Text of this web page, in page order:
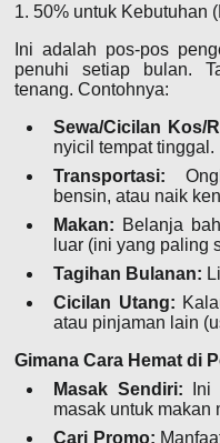
1. 50% untuk Kebutuhan
Ini adalah pos-pos
penuhi setiap bulan.
tenang. Contohnya:
Sewa/Cicilan Kos/
nyicil tempat tinggal.
Transportasi:
bensin, atau naik
Makan: Belanja
luar (ini yang paling
Tagihan Bulanan:
Cicilan Utang:
atau pinjaman lain
Gimana Cara Hemat di
Masak Sendiri: Ini
masak untuk makan
Cari Promo: